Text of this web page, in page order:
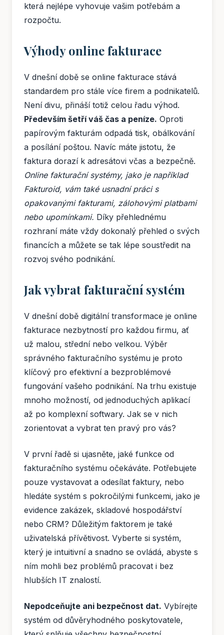
která nejlépe vyhovuje vašim potřebám a
rozpočtu.
Výhody online fakturace
V dnešní době se online fakturace stává
standardem pro stále více firem a podnikatelů.
Není divu, přináší totiž celou řadu výhod.
Především šetří váš čas a peníze. Oproti
papírovým fakturám odpadá tisk, obálkování
a posílání poštou. Navíc máte jistotu, že
faktura dorazí k adresátovi včas a bezpečně.
Online fakturační systémy, jako je například
Fakturoid, vám také usnadní práci s
opakovanými fakturami, zálohovými platbami
nebo upomínkami. Díky přehlednému
rozhraní máte vždy dokonalý přehled o svých
financích a můžete se tak lépe soustředit na
rozvoj svého podnikání.
Jak vybrat fakturační systém
V dnešní době digitální transformace je online
fakturace nezbytností pro každou firmu, ať
už malou, střední nebo velkou. Výběr
správného fakturačního systému je proto
klíčový pro efektivní a bezproblémové
fungování vašeho podnikání. Na trhu existuje
mnoho možností, od jednoduchých aplikací
až po komplexní softwary. Jak se v nich
zorientovat a vybrat ten pravý pro vás?
V první řadě si ujasněte, jaké funkce od
fakturačního systému očekáváte. Potřebujete
pouze vystavovat a odesílat faktury, nebo
hledáte systém s pokročilými funkcemi, jako je
evidence zakázek, skladové hospodářství
nebo CRM? Důležitým faktorem je také
uživatelská přívětivost. Vyberte si systém,
který je intuitivní a snadno se ovládá, abyste s
ním mohli bez problémů pracovat i bez
hlubších IT znalostí.
Nepodceňujte ani bezpečnost dat. Vybírejte
systém od důvěryhodného poskytovatele,